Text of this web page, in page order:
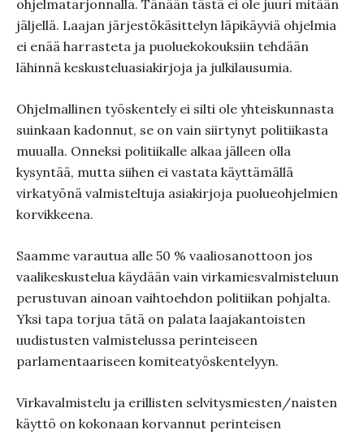
ohjelmatarjonnalla. Tänään tästä ei ole juuri mitään
jäljellä. Laajan järjestökäsittelyn läpikäyviä ohjelmia
ei enää harrasteta ja puoluekokouksiin tehdään
lähinnä keskusteluasiakirjoja ja julkilausumia.
Ohjelmallinen työskentely ei silti ole yhteiskunnasta
suinkaan kadonnut, se on vain siirtynyt politiikasta
muualla. Onneksi politiikalle alkaa jälleen olla
kysyntää, mutta siihen ei vastata käyttämällä
virkatyönä valmisteltuja asiakirjoja puolueohjelmien
korvikkeena.
Saamme varautua alle 50 % vaaliosanottoon jos
vaalikeskustelua käydään vain virkamiesvalmisteluun
perustuvan ainoan vaihtoehdon politiikan pohjalta.
Yksi tapa torjua tätä on palata laajakantoisten
uudistusten valmistelussa perinteiseen
parlamentaariseen komiteatyöskentelyyn.
Virkavalmistelu ja erillisten selvitysmiesten/naisten
käyttö on kokonaan korvannut perinteisen